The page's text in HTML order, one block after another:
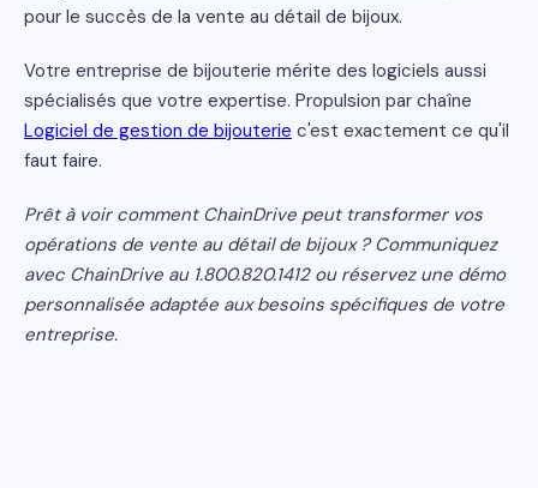
pour le succès de la vente au détail de bijoux.
Votre entreprise de bijouterie mérite des logiciels aussi
spécialisés que votre expertise. Propulsion par chaîne
Logiciel de gestion de bijouterie c'est exactement ce qu'il
faut faire.
Prêt à voir comment ChainDrive peut transformer vos
opérations de vente au détail de bijoux ? Communiquez
avec ChainDrive au 1.800.820.1412 ou réservez une démo
personnalisée adaptée aux besoins spécifiques de votre
entreprise.